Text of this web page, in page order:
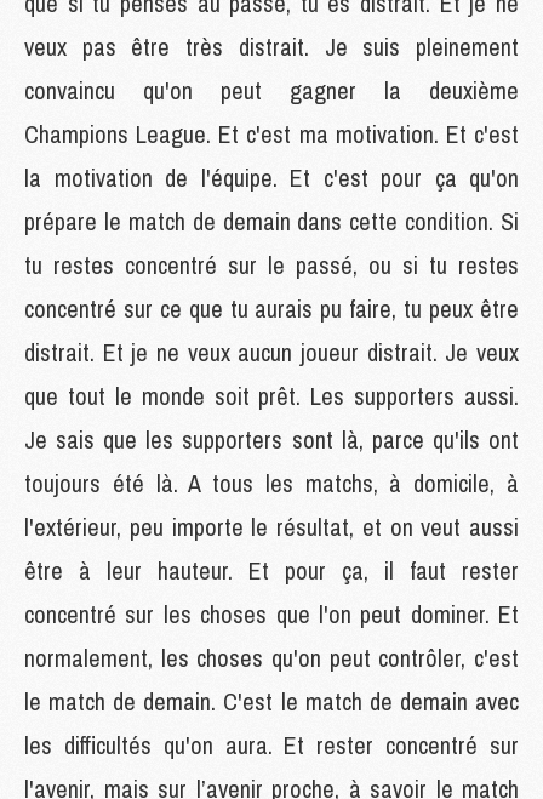
veux pas être très distrait. Je suis pleinement
convaincu qu'on peut gagner la deuxième
Champions League. Et c'est ma motivation. Et c'est
la motivation de l'équipe. Et c'est pour ça qu'on
prépare le match de demain dans cette condition. Si
tu restes concentré sur le passé, ou si tu restes
concentré sur ce que tu aurais pu faire, tu peux être
distrait. Et je ne veux aucun joueur distrait. Je veux
que tout le monde soit prêt. Les supporters aussi.
Je sais que les supporters sont là, parce qu'ils ont
toujours été là. A tous les matchs, à domicile, à
l'extérieur, peu importe le résultat, et on veut aussi
être à leur hauteur. Et pour ça, il faut rester
concentré sur les choses que l'on peut dominer. Et
normalement, les choses qu'on peut contrôler, c'est
le match de demain. C'est le match de demain avec
les difficultés qu'on aura. Et rester concentré sur
l'avenir, mais sur l’avenir proche, à savoir le match